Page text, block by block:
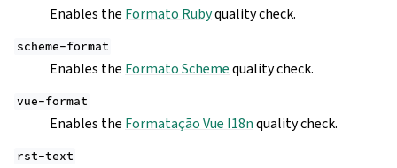
Enables the Formato Rubyquality check.
scheme-format
Enables the Formato Schemequality check.
vue-format
Enables the Formatação Vue I18nquality check.
rst-text